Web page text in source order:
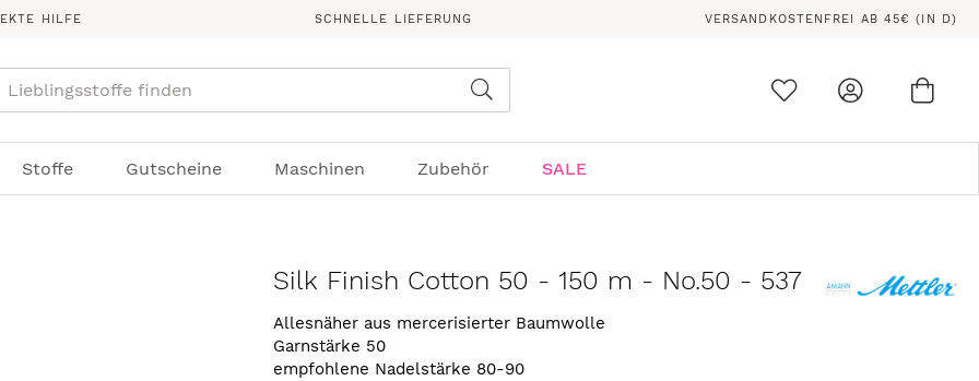
HILFE SCHNELLE LIEFERUNG VERSANDKOSTENFREI AB 45€ (IN D)
Stoffe Gutscheine Maschinen Zubehör SALE
Silk Finish Cotton 50 - 150 m - No.50 - 537
Allesnäher aus mercerisierter Baumwolle
Garnstärke 50
empfohlene Nadelstärke 80-90